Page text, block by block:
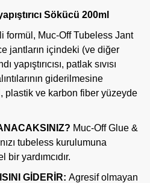
Sökücü 200ml
formül, Muc-Off Tubeless Jant
jantların içindeki (ve diğer
patlak sıvısı
giderilmesine
plastik ve karbon fiber yüzeyde
Muc-Off Glue &
tubeless kurulumuna
bir yardımcıdır.
GİDERİR: Agresif olmayan